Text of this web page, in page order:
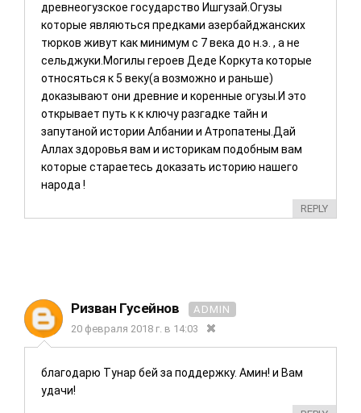
древнеогузское государство Ишгузай.Огузы
которые являються предками азербайджанских
тюрков живут как минимум с 7 века до н.э. , а не
сельджуки.Могилы героев Деде Коркута которые
относяться к 5 веку(а возможно и раньше)
доказывают они древние и коренные огузы.И это
открывает путь к к ключу разгадке тайн и
запутаной истории Албании и Атропатены.Дай
Аллах здоровья вам и историкам подобным вам
которые стараетесь доказать историю нашего
народа !
REPLY
Ризван Гусейнов
ADMIN
20 февраля 2018 г. в 14:03
благодарю Тунар бей за поддержку. Амин! и Вам
удачи!